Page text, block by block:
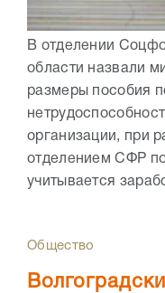
В отделении
области назвали
размеры пособия
организации, при
отделением СФР
учитывается
Общество